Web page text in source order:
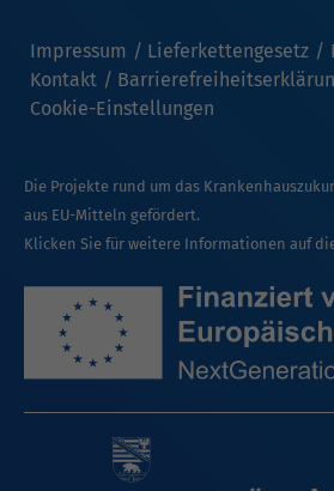
Impressum Lieferkettengesetz
Kontakt
Cookie-Einstellungen
Die Projekte rund um das
aus EU-Mitteln gefördert.
Klicken Sie für weitere Informationen auf